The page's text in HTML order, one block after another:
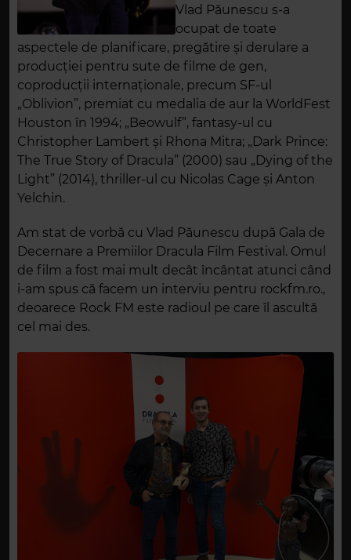
Vlad Păunescu s-a
ocupat de toate
aspectele de planificare, pregătire şi derulare a
producţiei pentru sute de filme de gen,
coproducţii internaţionale, precum SF-ul
„Oblivion”, premiat cu medalia de aur la WorldFest
Houston în 1994; „Beowulf”, fantasy-ul cu
Christopher Lambert şi Rhona Mitra; „Dark Prince:
The True Story of Dracula” (2000) sau „Dying of the
Light” (2014), thriller-ul cu Nicolas Cage şi Anton
Yelchin.
Am stat de vorbă cu Vlad Păunescu după Gala de
Decernare a Premiilor Dracula Film Festival. Omul
de film a fost mai mult decât încântat atunci când
i-am spus că facem un interviu pentru rockfm.ro.,
deoarece Rock FM este radioul pe care îl ascultă
cel mai des.